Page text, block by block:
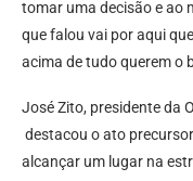
tomar uma decisão e ao
que falou vai por aqui
acima de tudo querem o
José Zito, presidente da
destacou o ato
alcançar um lugar na